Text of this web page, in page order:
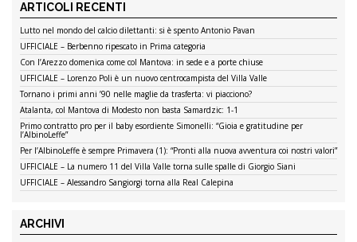
ARTICOLI RECENTI
Lutto nel mondo del calcio dilettanti: si è spento Antonio Pavan
UFFICIALE – Berbenno ripescato in Prima categoria
Con l’Arezzo domenica come col Mantova: in sede e a porte chiuse
UFFICIALE – Lorenzo Poli è un nuovo centrocampista del Villa Valle
Tornano i primi anni ’90 nelle maglie da trasferta: vi piacciono?
Atalanta, col Mantova di Modesto non basta Samardzic: 1-1
Primo contratto pro per il baby esordiente Simonelli: “Gioia e gratitudine per
l’AlbinoLeffe”
Per l’AlbinoLeffe è sempre Primavera (1): “Pronti alla nuova avventura coi nostri valori”
UFFICIALE – La numero 11 del Villa Valle torna sulle spalle di Giorgio Siani
UFFICIALE – Alessandro Sangiorgi torna alla Real Calepina
ARCHIVI